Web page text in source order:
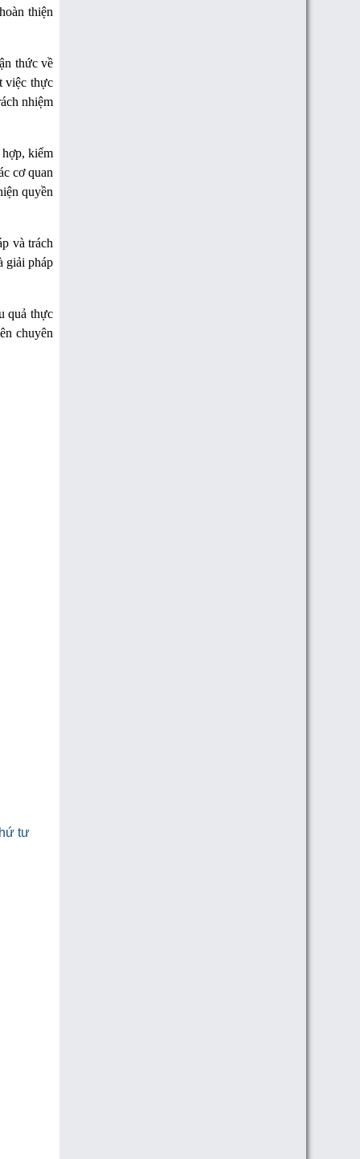
thiện
thức về
việc thực
nhiệm
kiểm
cơ quan
quyền
và trách
giải pháp
quả thực
chuyên
tư